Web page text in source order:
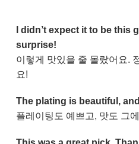
I didn’t expect it to be this
surprise!
이렇게 맛있을 줄 몰랐어요.
요!
The plating is beautiful,
플레이팅도 예쁘고, 맛도 그